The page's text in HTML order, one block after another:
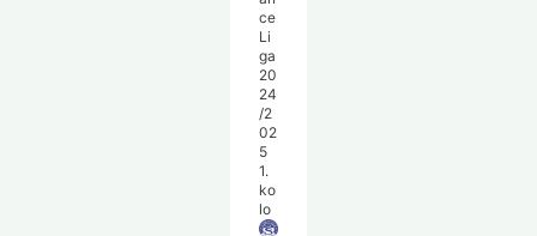
ce
Li
ga
20
24
/2
02
5
1.
ko
lo